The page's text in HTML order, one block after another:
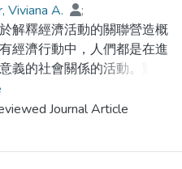
Viviana A.
;
;李興華
解釋經濟活動的關聯營造概
經濟行動中，人們都是在進
義的社會關係的活動。對於
會關係，人們為其設定邊
稱和實踐活動來標記這個邊
Journal Article